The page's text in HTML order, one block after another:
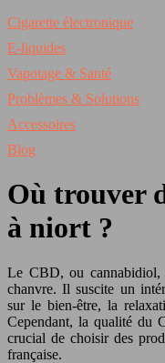
Cigarette électronique
E-liquides
Vapotage & Santé
Problèmes & Solutions
Accessoires
Blog
Où trouver
à niort ?
Le CBD, ou cannabidiol,
chanvre. Il suscite un
sur le bien-être, la
Cependant, la qualité du
crucial de choisir des
française.